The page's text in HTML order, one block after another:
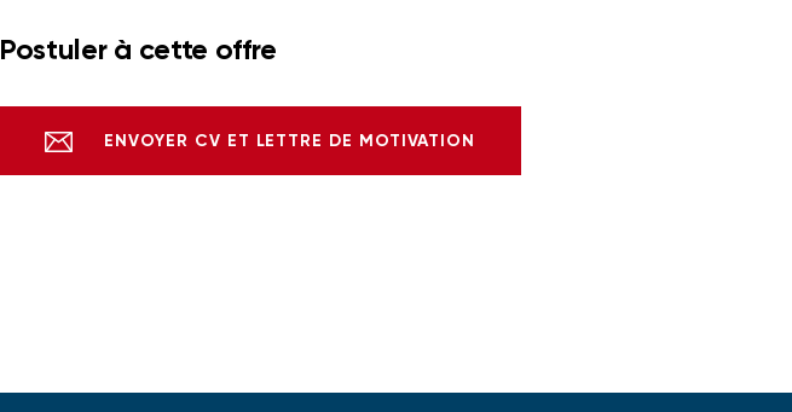
Postuler à cette offre
ENVOYER CV ET LETTRE DE MOTIVATION